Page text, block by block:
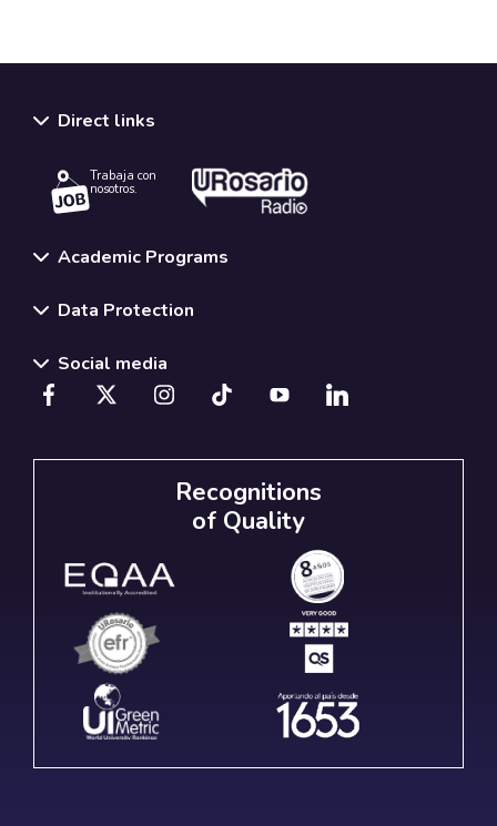
Direct links
Trabaja con
nosotros.
Academic Programs
Data Protection
Social media
Recognitions
of Quality